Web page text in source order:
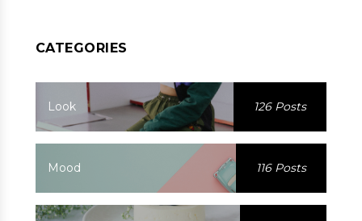
CATEGORIES
Look 126 Posts
Mood 116 Posts